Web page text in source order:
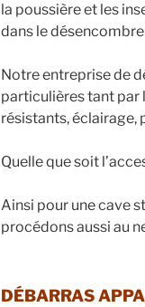
la poussière et les
dans le
Notre entreprise de
particulières tant par
résistants, éclairage,
Quelle que soit
Ainsi pour une cave
procédons aussi au
DÉBARRAS